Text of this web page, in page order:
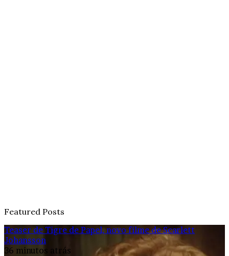
Featured Posts
Teaser de Tigre de Papel, novo filme de Scarlett
Johansson
36 minutos atrás